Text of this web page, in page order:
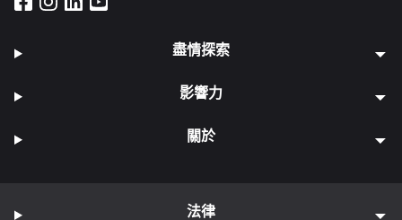
盡情探索
影響力
關於
法律